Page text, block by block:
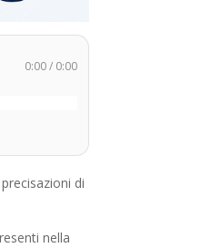
0:00 / 0:00
di
nella